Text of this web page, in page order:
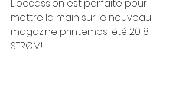
L'occassion est parfaite pour
mettre la main sur le nouveau
magazine printemps-été 2018
STRØM!